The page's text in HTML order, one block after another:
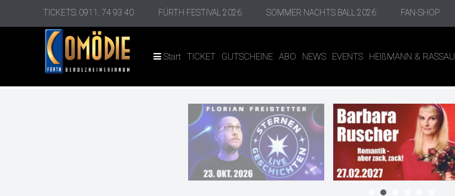
TICKETS: 0911. 74 93 40 FÜRTH FESTIVAL 2026 SOMMER NACHTS BALL 2026 FAN-SHOP
Start TICKET GUTSCHEINE ABO NEWS EVENTS HEIßMANN & RASSAU